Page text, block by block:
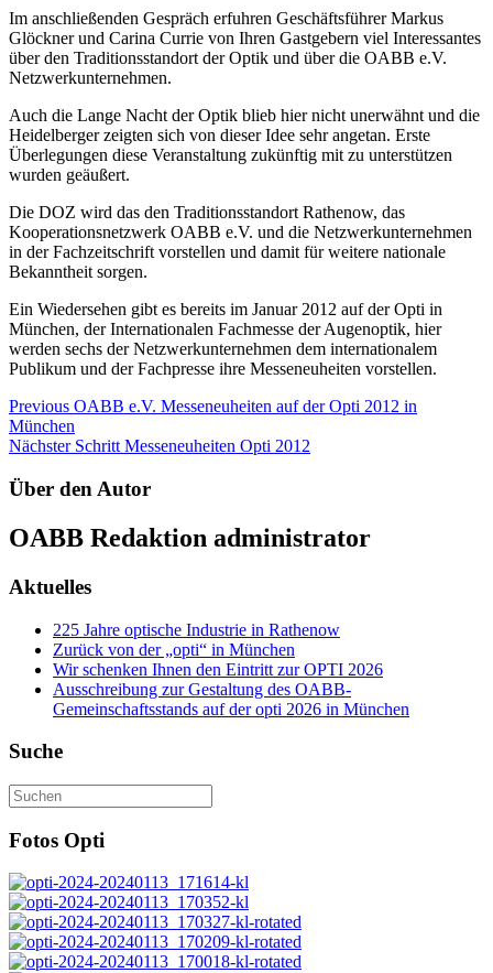
Im anschließenden Gespräch erfuhren Geschäftsführer Markus
Glöckner und Carina Currie von Ihren Gastgebern viel Interessantes
über den Traditionsstandort der Optik und über die OABB e.V.
Netzwerkunternehmen.
Auch die Lange Nacht der Optik blieb hier nicht unerwähnt und die
Heidelberger zeigten sich von dieser Idee sehr angetan. Erste
Überlegungen diese Veranstaltung zukünftig mit zu unterstützen
wurden geäußert.
Die DOZ wird das den Traditionsstandort Rathenow, das
Kooperationsnetzwerk OABB e.V. und die Netzwerkunternehmen
in der Fachzeitschrift vorstellen und damit für weitere nationale
Bekanntheit sorgen.
Ein Wiedersehen gibt es bereits im Januar 2012 auf der Opti in
München, der Internationalen Fachmesse der Augenoptik, hier
werden sechs der Netzwerkunternehmen dem internationalem
Publikum und der Fachpresse ihre Messeneuheiten vorstellen.
Beitragsnavigation
Previous OABB e.V. Messeneuheiten auf der Opti 2012 in
München
Nächster Schritt Messeneuheiten Opti 2012
Über den Autor
OABB Redaktion administrator
Aktuelles
225 Jahre optische Industrie in Rathenow
Zurück von der „opti“ in München
Wir schenken Ihnen den Eintritt zur OPTI 2026
Ausschreibung zur Gestaltung des OABB-
Gemeinschaftsstands auf der opti 2026 in München
Suche
Fotos Opti